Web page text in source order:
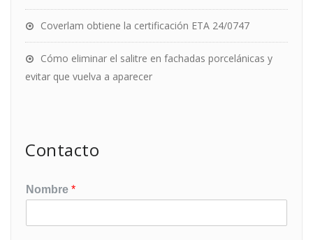
Coverlam obtiene la certificación ETA 24/0747
Cómo eliminar el salitre en fachadas porcelánicas y
evitar que vuelva a aparecer
Contacto
Nombre *